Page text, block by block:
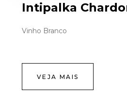
Intipalka
Vinho Branco
VEJA MAIS